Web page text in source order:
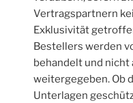
Vertragspartnern
Exklusivität
Bestellers werden
behandelt und
weitergegeben. Ob
Unterlagen